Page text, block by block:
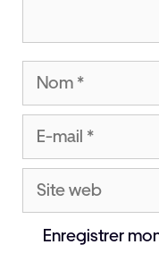
Nom
mail
Site
web
Enregistrer